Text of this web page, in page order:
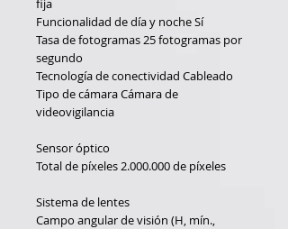
fija
Funcionalidad de día y nocheSí
Tasa de fotogramas25 fotogramas por
segundo
Tecnología de conectividad Cableado
Tipo de cámaraCámara de
videovigilancia
Sensor óptico
Total de píxeles2.000.000 de píxeles
Sistema de lentes
Campo angular de visión (H, mín.,